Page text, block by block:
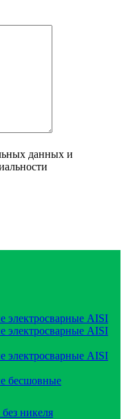
данных и
электросварные AISI
электросварные AISI
электросварные AISI
бесшовные
никеля